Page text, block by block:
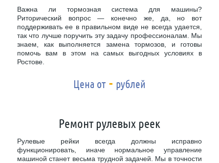
Важна ли тормозная система для машины?
Риторический вопрос — конечно же, да, но вот
поддерживать ее в правильном виде не всегда удается,
так что лучше поручить эту задачу профессионалам. Мы
знаем, как выполняется замена тормозов, и готовы
помочь вам в этом на самых выгодных условиях в
Ростове.
Цена от - рублей
Ремонт рулевых реек
Рулевые рейки всегда должны исправно
функционировать, иначе нормальное управление
машиной станет весьма трудной задачей. Мы в точности